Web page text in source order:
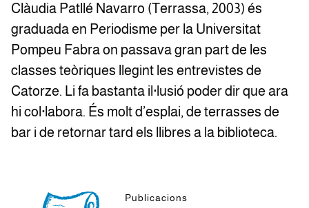
Clàudia Patllé Navarro (Terrassa, 2003) és
graduada en Periodisme per la Universitat
Pompeu Fabra on passava gran part de les
classes teòriques llegint les entrevistes de
Catorze. Li fa bastanta il·lusió poder dir que ara
hi col·labora. És molt d’esplai, de terrasses de
bar i de retornar tard els llibres a la biblioteca.
Publicacions